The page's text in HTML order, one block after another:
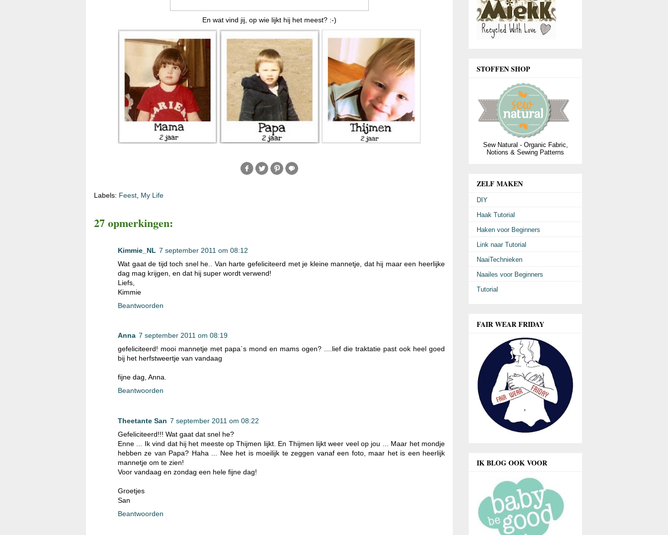
En wat vind jij, op wie lijkt hij het meest? :-)
Labels: Feest My Life
27 opmerkingen:
Kimmie_NL 7 september 2011 om 08:12
Wat gaat de tijd toch snel he.. Van harte gefeliciteerd met je kleine mannetje, dat hij maar een heerlijke
dag mag krijgen, en dat hij super wordt verwend!
Liefs,
Kimmie
Beantwoorden
Anna 7 september 2011 om 08:19
gefeliciteerd! mooi mannetje met papa`s mond en mams ogen? ....lief die traktatie past ook heel goed
bij het herfstweertje van vandaag
fijne dag, Anna.
Beantwoorden
Theetante San 7 september 2011 om 08:22
Gefeliciteerd!!! Wat gaat dat snel he?
Enne ... Ik vind dat hij het meeste op Thijmen lijkt. En Thijmen lijkt weer veel op jou ... Maar het mondje
hebben ze van Papa? Haha ... Nee het is moeilijk te zeggen vanaf een foto, maar het is een heerlijk
mannetje om te zien!
Voor vandaag en zondag een hele fijne dag!
Groetjes
San
Beantwoorden
STOFFEN SHOP
Sew Natural - Organic Fabric,
Notions & Sewing Patterns
ZELF MAKEN
DIY
Haak Tutorial
Haken voor Beginners
Link naar Tutorial
NaaiTechnieken
Naailes voor Beginners
Tutorial
FAIR WEAR FRIDAY
IK BLOG OOK VOOR